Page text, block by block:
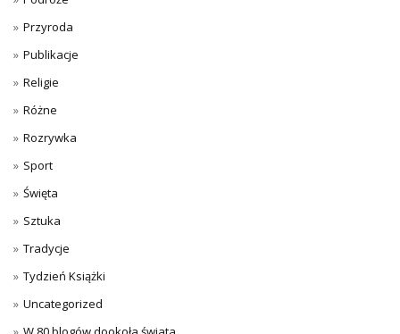
Przyroda
Publikacje
Religie
Różne
Rozrywka
Sport
Święta
Sztuka
Tradycje
Tydzień Książki
Uncategorized